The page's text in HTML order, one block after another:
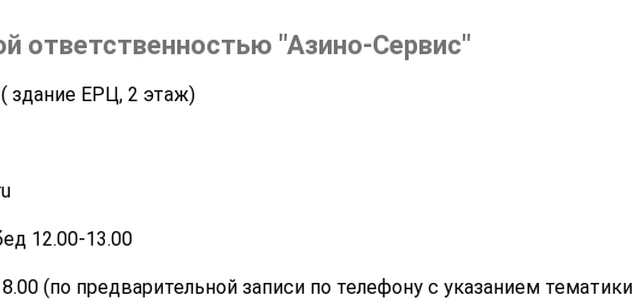
ответственностью "Азино-Сервис"
( здание ЕРЦ, 2 этаж)
12.00-13.00
(по предварительной записи по телефону с указанием тематики